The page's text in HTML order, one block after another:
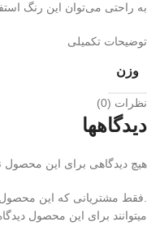
به راحتی می‌توان این رنگ
توضیحات تکمیلی
وزن
نظرات (0)
دیدگاهها
هیچ دیدگاهی برای این
.فقط مشتریانی که این محصول
میتوانند برای این محصول